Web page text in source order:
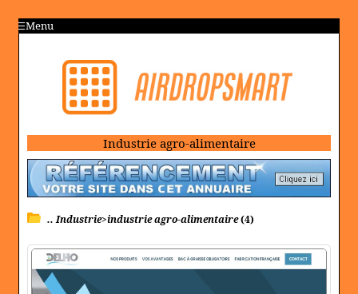
Menu
Industrie agro-alimentaire
.. Industrie>industrie agro-alimentaire(4)